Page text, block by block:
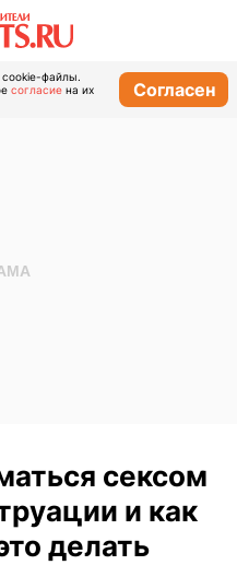
файлы.
согласие на их
Согласен
сексом
и как
делать